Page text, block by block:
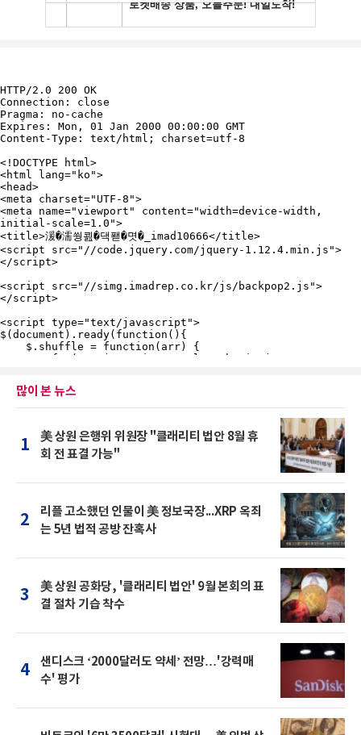
많이 본 뉴스
1
美 상원 은행위 위원장 "클래리티 법안 8월 휴
회 전 표결 가능"
2
리플 고소했던 인물이 美 정보국장...XRP 옥죄
는 5년 법적 공방 잔혹사
3
美 상원 공화당, '클래리티 법안' 9월 본회의 표
결 절차 기습 착수
4
샌디스크 ‘2000달러도 약세’ 전망…'강력매
수' 평가